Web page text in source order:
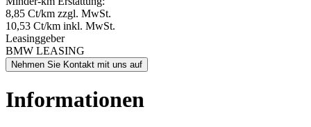
8,85 Ct/km zzgl. MwSt.
10,53 Ct/km inkl. MwSt.
Leasinggeber
BMW LEASING
Nehmen Sie Kontakt mit uns auf
Informationen